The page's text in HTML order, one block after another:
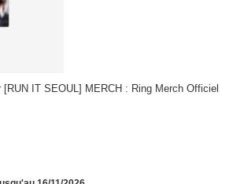
IT SEOUL] MERCH : Ring Merch Officiel